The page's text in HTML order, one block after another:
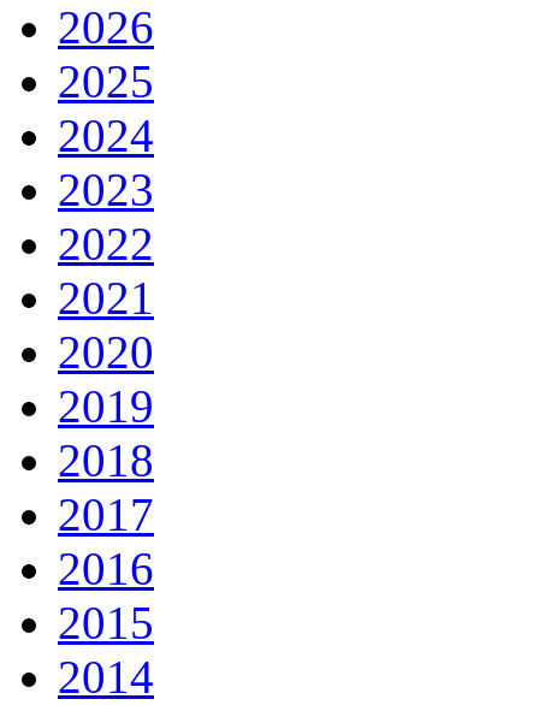
2026
2025
2024
2023
2022
2021
2020
2019
2018
2017
2016
2015
2014